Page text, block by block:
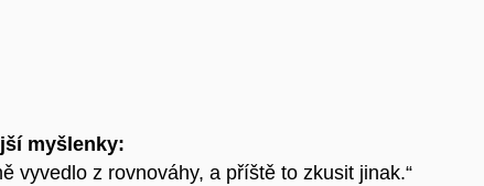
myšlenky:
vyvedlo z rovnováhy, a příště to zkusit jinak.“